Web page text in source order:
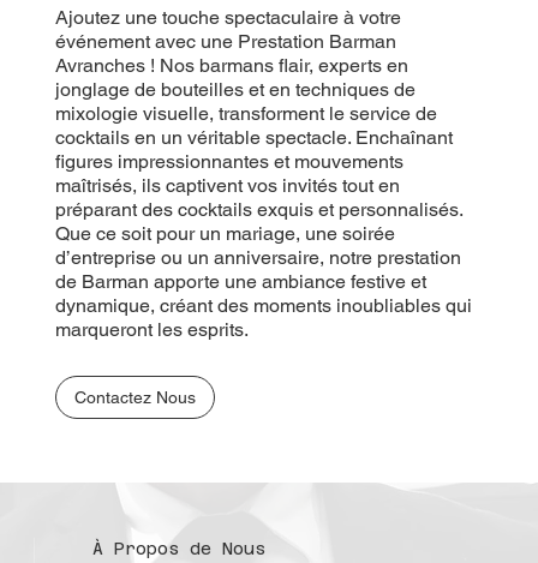
Ajoutez une touche spectaculaire à votre
événement avec une Prestation Barman
Avranches ! Nos barmans flair, experts en
jonglage de bouteilles et en techniques de
mixologie visuelle, transforment le service de
cocktails en un véritable spectacle. Enchaînant
figures impressionnantes et mouvements
maîtrisés, ils captivent vos invités tout en
préparant des cocktails exquis et personnalisés.
Que ce soit pour un mariage, une soirée
d’entreprise ou un anniversaire, notre prestation
de Barman apporte une ambiance festive et
dynamique, créant des moments inoubliables qui
marqueront les esprits.
Contactez Nous
À Propos de Nous